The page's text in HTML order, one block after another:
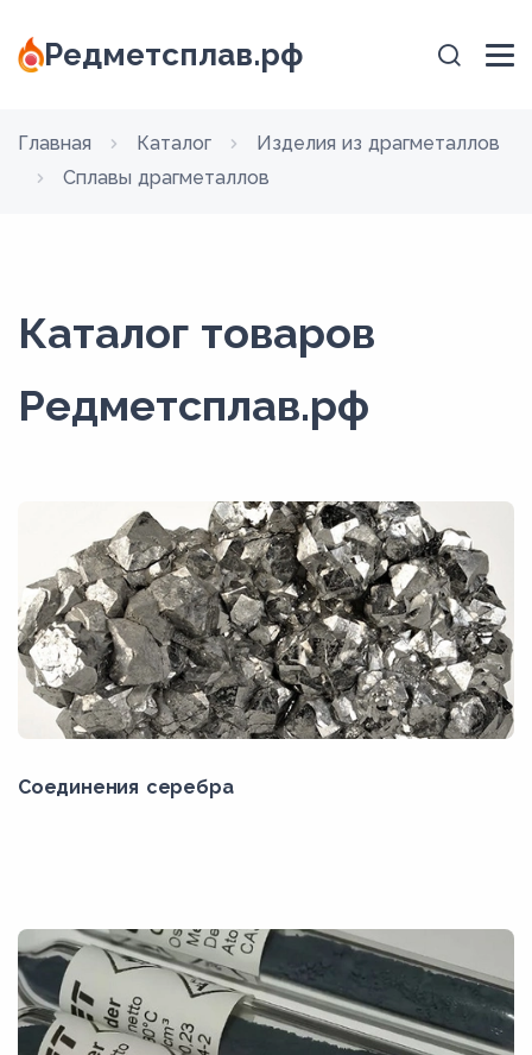
Редметсплав.рф
Главная Каталог
Изделия из драгметаллов
Сплавы драгметаллов
Каталог товаров
Редметсплав.рф
Соединения серебра